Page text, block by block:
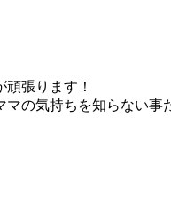
張ります！
の気持ちを知らない